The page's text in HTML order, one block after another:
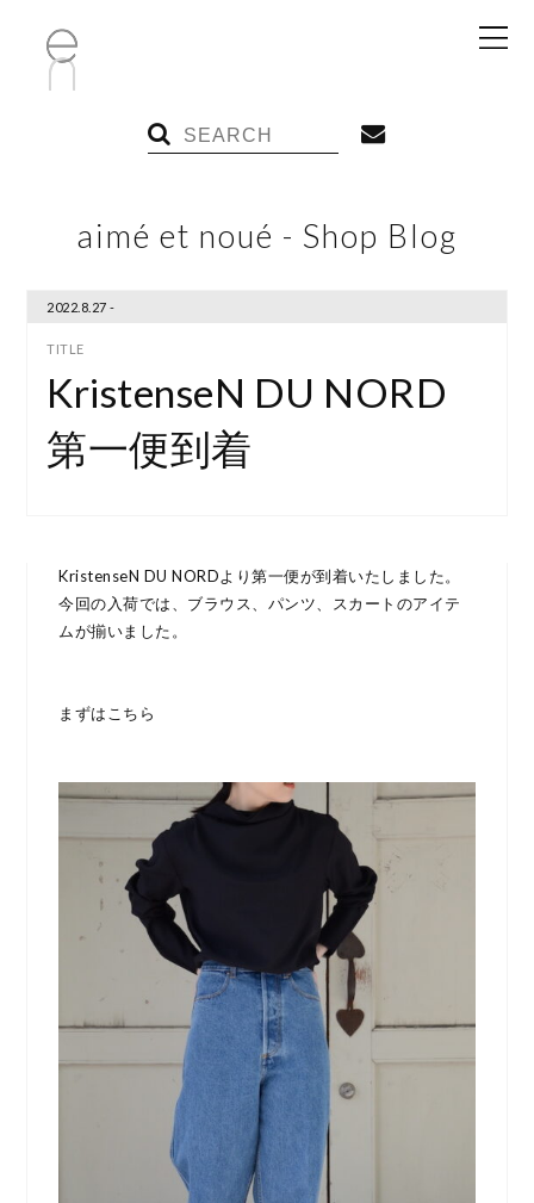
aimé et noué - Shop Blog
2022.8.27 -
KristenseN DU NORD
第一便到着
KristenseN DU NORDより第一便が到着いたしました。
今回の入荷では、ブラウス、パンツ、スカートのアイテ
ムが揃いました。
まずはこちら